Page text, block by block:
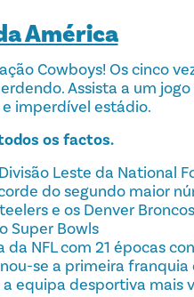
América
Cowboys! Os cinco
Assista a um
imperdível estádio.
os factos.
Leste da National
do segundo maior
e os Denver Broncos
Super Bowls
da NFL com 21 épocas
se a primeira
equipa desportiva mais